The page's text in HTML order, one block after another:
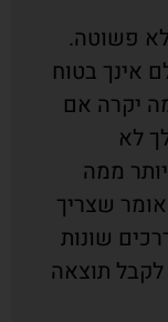
פשוטה.
אינך בטוח
יקרה אם
לא
ממה
שצריך
שונות
לקבל תוצאה